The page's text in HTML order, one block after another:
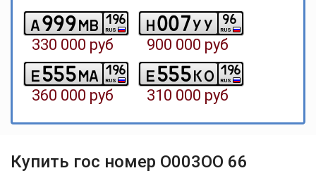
a999mb RUS
196
330 000 руб
h007yy RUS
96
900 000 руб
e555ma RUS
196
360 000 руб
e555ko RUS
196
310 000 руб
Купить гос номер О003ОО 66